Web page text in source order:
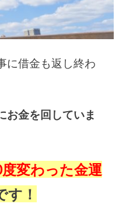
に借金も返し終わ
お金を回していま
変わった金運
す！